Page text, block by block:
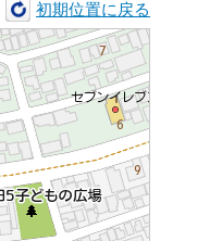
初期位置に戻る